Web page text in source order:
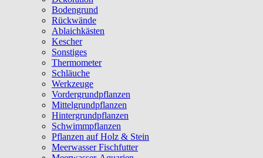
Bodengrund
Rückwände
Ablaichkästen
Kescher
Sonstiges
Thermometer
Schläuche
Werkzeuge
Vordergrundpflanzen
Mittelgrundpflanzen
Hintergrundpflanzen
Schwimmpflanzen
Pflanzen auf Holz & Stein
Meerwasser Fischfutter